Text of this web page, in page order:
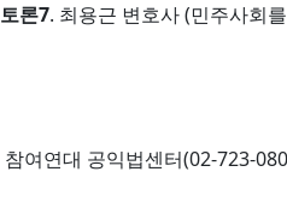
토론7. 최용근 변호사 (민주사회
참여연대 공익법센터(02-723-